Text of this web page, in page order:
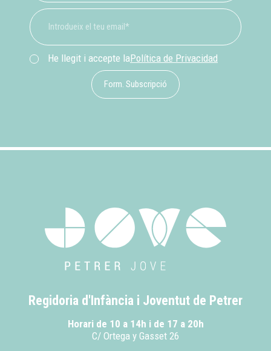
He llegit i accepte laPolítica de Privacidad
Form. Subscripció
Regidoria d'Infància i Joventut de Petrer
Horari de 10 a 14h i de 17 a 20h
C/ Ortega y Gasset 26